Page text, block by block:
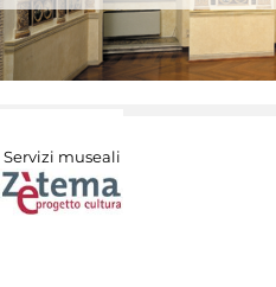
Servizi museali